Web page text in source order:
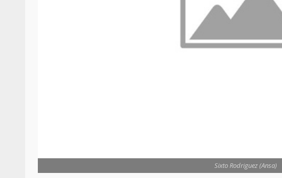
Sixto Rodriguez (Ansa)